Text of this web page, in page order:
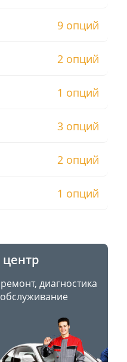
9 опций
2 опций
1 опций
3 опций
2 опций
1 опций
диагностика